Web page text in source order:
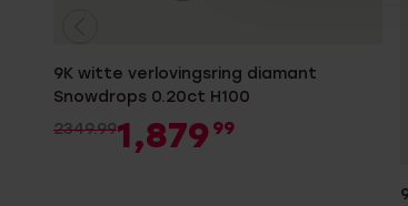
9K witte verlovingsring diamant
Snowdrops 0.20ct H100
2349.991,879 99